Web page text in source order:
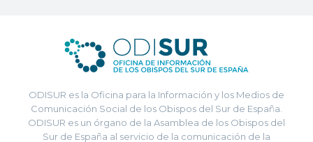
ODISUR es la Oficina para la Información y los Medios de
Comunicación Social de los Obispos del Sur de España.
ODISUR es un órgano de la Asamblea de los Obispos del
Sur de España al servicio de la comunicación de la